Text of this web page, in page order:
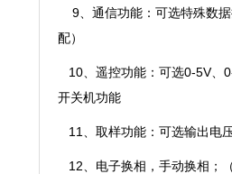
9、通信功能：可选特殊数
配）
10、遥控功能：可选0-5V、
开关机功能
11 、取样功能：可选输出电
12 电子换相，手动换相 ；